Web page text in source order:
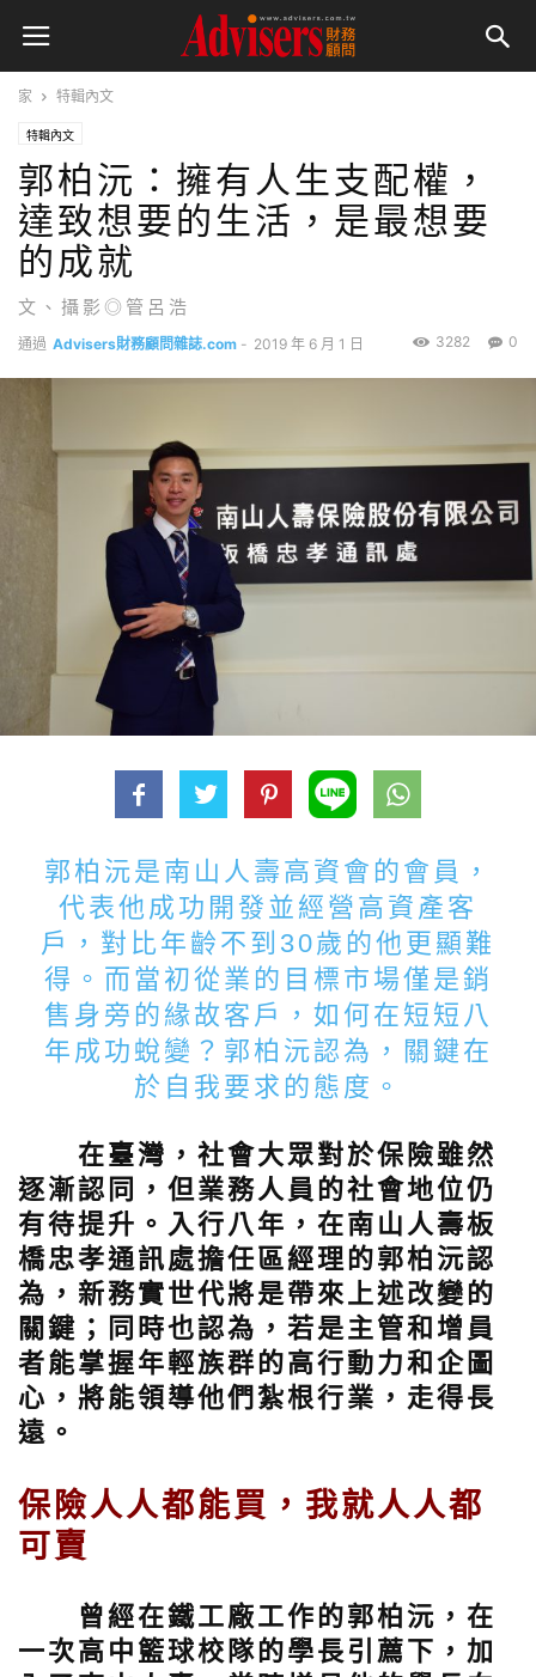
家 特輯內文
特輯內文
郭柏沅：擁有人生支配權，
達致想要的生活，是最想要
的成就
文、攝影◎管呂浩
通過 Advisers財務顧問雜誌.com - 2019 年 6 月 1 日 0
3282
郭柏沅是南山人壽高資會的會員，
代表他成功開發並經營高資產客
戶，對比年齡不到30歲的他更顯難
得。而當初從業的目標市場僅是銷
售身旁的緣故客戶，如何在短短八
年成功蛻變？郭柏沅認為，關鍵在
於自我要求的態度。
在臺灣，社會大眾對於保險雖然
逐漸認同，但業務人員的社會地位仍
有待提升。入行八年，在南山人壽板
橋忠孝通訊處擔任區經理的郭柏沅認
為，新務實世代將是帶來上述改變的
關鍵；同時也認為，若是主管和增員
者能掌握年輕族群的高行動力和企圖
心，將能領導他們紮根行業，走得長
遠。
保險人人都能買，我就人人都
可賣
曾經在鐵工廠工作的郭柏沅，在
一次高中籃球校隊的學長引薦下，加